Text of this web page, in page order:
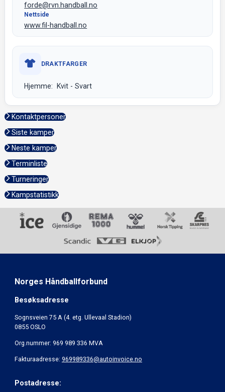
forde@rvn.handball.no
Nettside
www.fil-handball.no
DRAKTFARGER
Hjemme: Kvit - Svart
Kontaktpersoner
Siste kamper
Neste kamper
Terminliste
Turneringer
Kampstatistikk
Norges Håndballforbund
Besøksadresse
Sognsveien 75 A (4. etg. Ullevaal Stadion)
0855 OSLO
Org.nummer: 969 989 336 MVA
Fakturaadresse: 969989336@autoinvoice.no
Postadresse: